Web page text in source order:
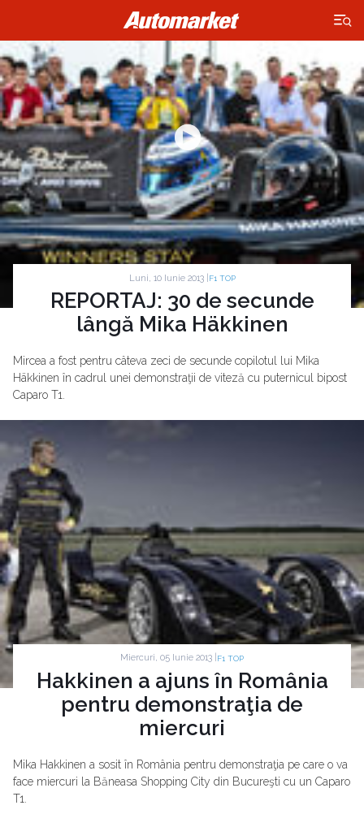
×
Luni, 10 Iunie 2013 | F1 TOP
REPORTAJ: 30 de secunde
lângă Mika Häkkinen
Mircea a fost pentru câteva zeci de secunde copilotul lui Mika
Häkkinen în cadrul unei demonstraţii de viteză cu puternicul bipost
Caparo T1.
Miercuri, 05 Iunie 2013 | F1 TOP
Hakkinen a ajuns în România
pentru demonstraţia de
miercuri
Mika Hakkinen a sosit în România pentru demonstraţia pe care o va
face miercuri la Băneasa Shopping City din Bucureşti cu un Caparo
T1.